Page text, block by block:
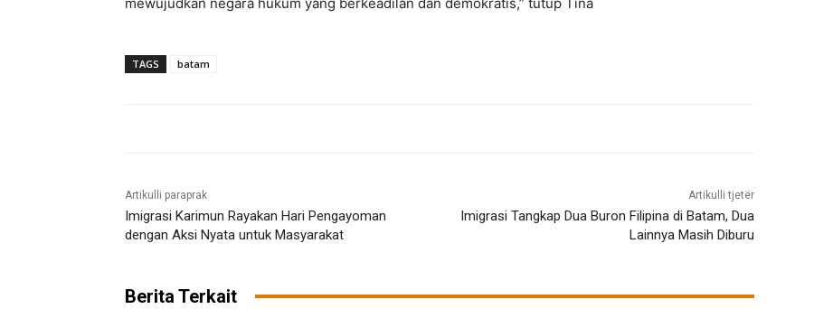
TAGS batam
Artikulli paraprak
Imigrasi Karimun Rayakan Hari Pengayoman
dengan Aksi Nyata untuk Masyarakat
Artikulli tjetër
Imigrasi Tangkap Dua Buron Filipina di Batam, Dua
Lainnya Masih Diburu
Berita Terkait